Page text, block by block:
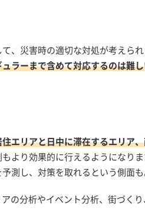
、災害時の適切な対処が考えら
ラーまで含めて対応するのは難
住エリアと日中に滞在するエリア
より効果的に行えるようになり
測し、対策を取れるという側面も
の分析やイベント分析、街づく